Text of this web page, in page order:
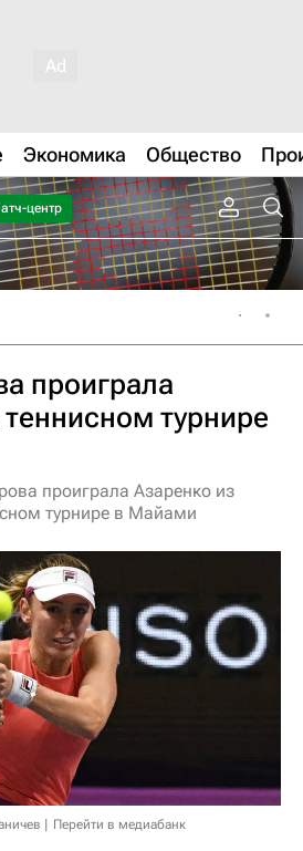
Экономика Общество
центр
проиграла
турнире
проиграла Азаренко из
турнире в Майами
Перейти в медиабанк